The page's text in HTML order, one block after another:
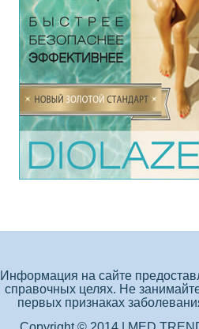
Информация на сайте
справочных целях. Не
первых признаках